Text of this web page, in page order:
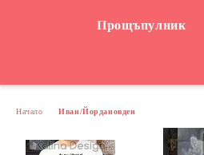
Прощъпулник
Начало Иван/Йордановден